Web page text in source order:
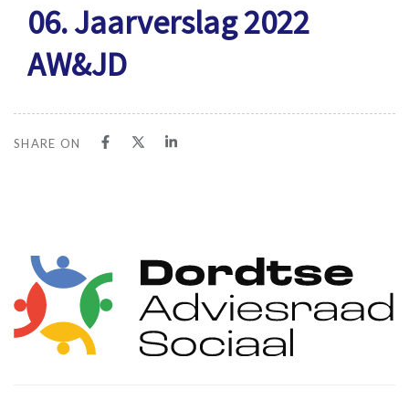
06. Jaarverslag 2022
AW&JD
SHARE ON